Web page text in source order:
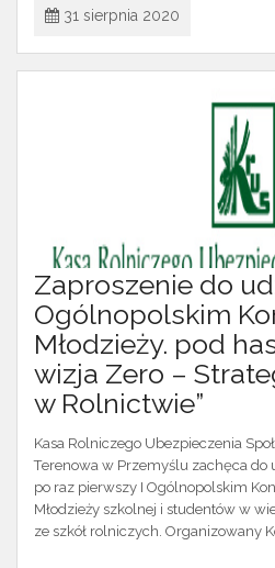
31 sierpnia 2020
Zaproszenie do
Ogólnopolskim
Młodzieży. pod
wizja Zero –
w Rolnictwie”
Kasa Rolniczego Ubezpieczenia
Terenowa w Przemyślu zachęca do
po raz pierwszy I Ogólnopolskim
Młodzieży szkolnej i studentów w
ze szkół rolniczych. Organizowany